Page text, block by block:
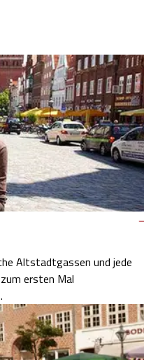
Altstadtgassen und jede
ersten Mal